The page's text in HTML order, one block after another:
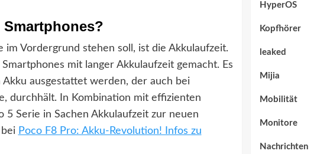
Vordergrund stehen soll, ist die Akkulaufzeit.
mit langer Akkulaufzeit gemacht. Es
ausgestattet werden, der auch bei
durchhält. In Kombination mit effizienten
Serie in Sachen Akkulaufzeit zur neuen
Poco F8 Pro: Akku-Revolution! Infos zu
HyperOS
Kopfhörer
leaked
Mijia
Mobilität
Monitore
Nachrichten